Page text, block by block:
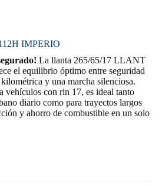
IMPERIO
La llanta 265/65/17 LLANT
el equilibrio óptimo entre seguridad
y una marcha silenciosa.
vehículos con rin 17, es ideal tanto
diario como para trayectos largos
y ahorro de combustible en un solo